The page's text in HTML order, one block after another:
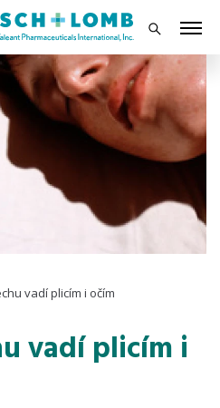
vadí plicím i očím
vadí plicím i